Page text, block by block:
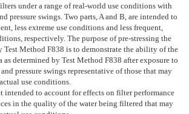
under a range of real-world use conditions with
pressure swings. Two parts, A and B, are intended to
less extreme use conditions and less frequent,
respectively. The purpose of pre-stressing the
Test Method F838 is to demonstrate the ability of the
determined by Test Method F838 after exposure to
pressure swings representative of those that may
use conditions.
intended to account for effects on filter performance
in the quality of the water being filtered that may